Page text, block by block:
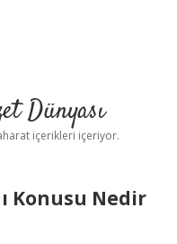
Dünyası
içerikleri içeriyor.
Konusu Nedir